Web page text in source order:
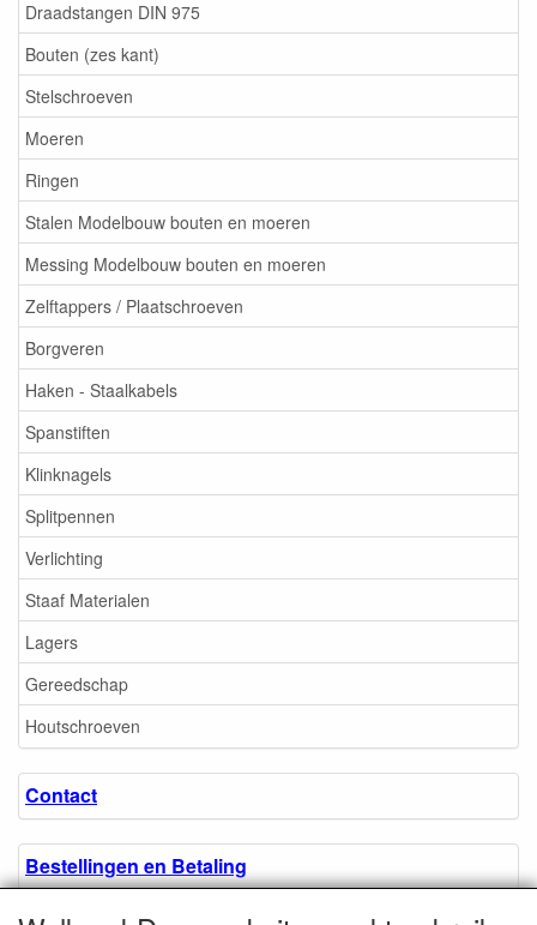
Draadstangen DIN 975
Bouten (zes kant)
Stelschroeven
Moeren
Ringen
Stalen Modelbouw bouten en moeren
Messing Modelbouw bouten en moeren
Zelftappers / Plaatschroeven
Borgveren
Haken - Staalkabels
Spanstiften
Klinknagels
Splitpennen
Verlichting
Staaf Materialen
Lagers
Gereedschap
Houtschroeven
Contact
Bestellingen en Betaling